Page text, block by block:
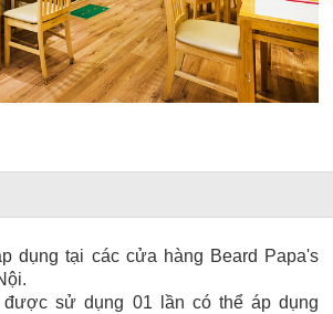
dụng tại các cửa hàng Beard Papa's
được sử dụng 01 lần có thể áp dụng